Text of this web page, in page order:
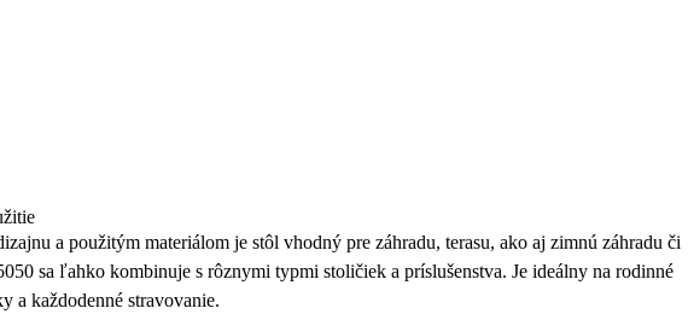
a použitým materiálom je stôl vhodný pre záhradu, terasu, ako aj zimnú záhradu či
sa ľahko kombinuje s rôznymi typmi stoličiek a príslušenstva. Je ideálny na rodinné
a každodenné stravovanie.